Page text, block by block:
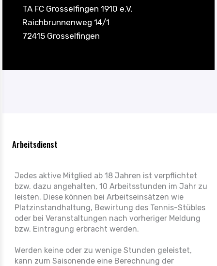
TA FC Grosselfingen 1910 e.V.
Raichbrunnenweg 14/1
72415 Grosselfingen
Arbeitsdienst
Jedes aktive Mitglied ab 18 Jahren ist verpflichtet
bzw. dazu angehalten, 10 Arbeitsstunden im Jahr zu
leisten. Diese können bei Arbeitseinsätzen wie
Platzinstandhaltung, Bewirtung des Tennis-Stübles
oder bei Veranstaltungen nach vorheriger Meldung
bzw. Eintragung erbracht werden.
Werden keine oder zu wenige Stunden geleistet,
kann zum Saisonende eine Berechnung der